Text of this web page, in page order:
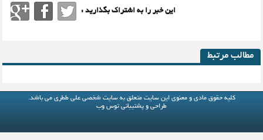
این خبر را به اشتراک بگذارید :
مطالب مرتبط
کلیه حقوق مادی و معنوی این سایت متعلق بهسایت شخصی علی ططری می باشد.
طراحی و پشتیبانی توس وب